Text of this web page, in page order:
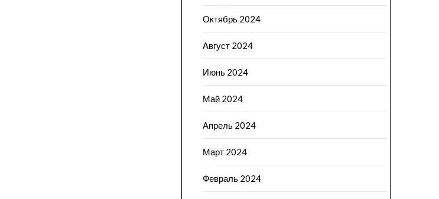
Октябрь 2024
Август 2024
Июнь 2024
Май 2024
Апрель 2024
Март 2024
Февраль 2024